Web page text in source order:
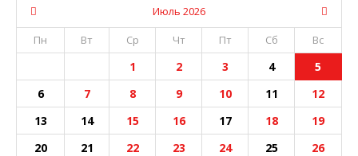
Июль 2026
Пн
Вт Ср Чт Пт Сб Вс
1 2 3 4
5
6
7 8 9 10 11
12
13
14 15 16 17 18
19
20
21 22 23 24 25
26